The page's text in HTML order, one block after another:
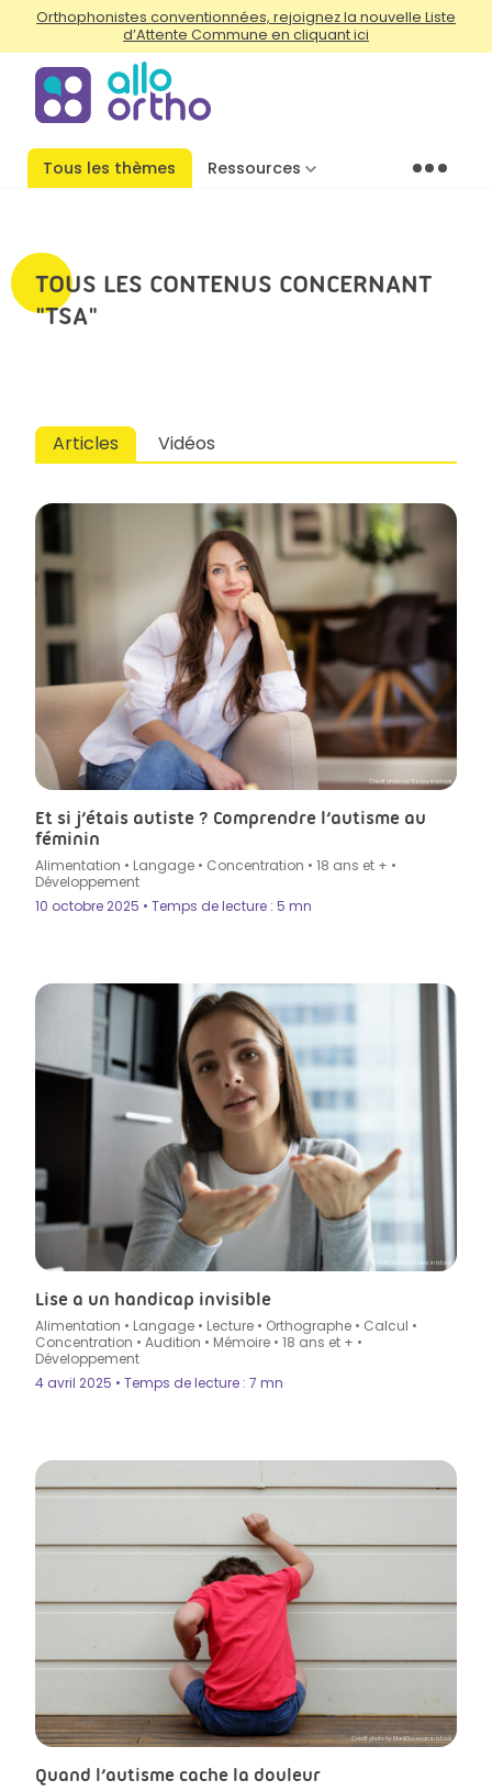
Orthophonistes conventionnées, rejoignez la nouvelle Liste
d’Attente Commune en cliquant ici
Tous les thèmes Ressources Menu
TOUS LES CONTENUS CONCERNANT
"TSA"
Articles Vidéos
Crédit photo by Szepy in Istock
Et si j’étais autiste ? Comprendre l’autisme au
féminin
Alimentation • Langage • Concentration • 18 ans et + •
Développement
10 octobre 2025 • Temps de lecture : 5 mn
Crédit photo by fizkes in Istock
Lise a un handicap invisible
Alimentation • Langage • Lecture • Orthographe • Calcul •
Concentration • Audition • Mémoire • 18 ans et + •
Développement
4 avril 2025 • Temps de lecture : 7 mn
Crédit photo by MarkPiovesan in Istock
Quand l’autisme cache la douleur